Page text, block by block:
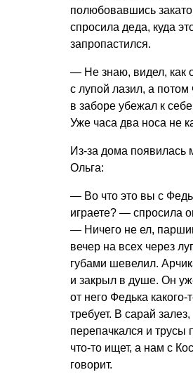
полюбовавшись
спросила деда, куда
запропастился.
— Не знаю, видел, как
с лупой лазил, а потом
в заборе убежал к
Уже часа два носа не
Из-за дома появилась
Ольга:
— Во что это вы с
играете? — спросила
— Ничего не ел,
вечер на всех через
губами шевелил.
и закрыл в душе. Он
от него Федька какого-
требует. В сарай залез,
перепачкался и
что-то ищет, а нам с
говорит.